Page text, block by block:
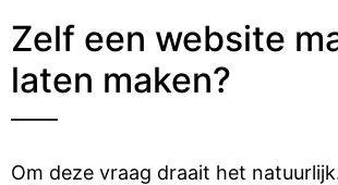
Zelf een website
laten maken?
Om deze vraag draait het